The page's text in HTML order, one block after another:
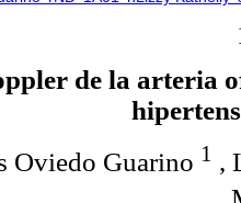
de la arteria
Oviedo Guarino 1 ,